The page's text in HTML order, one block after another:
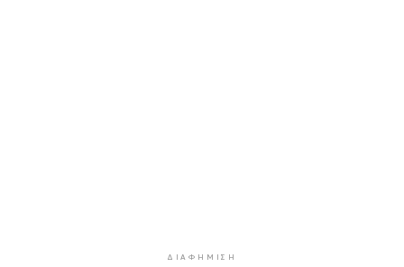
ΔΙΑΦΉΜΙΣΗ